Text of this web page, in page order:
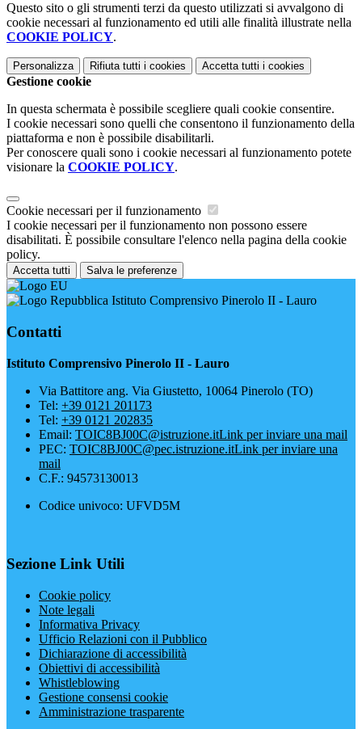
Questo sito o gli strumenti terzi da questo utilizzati si avvalgono di
cookie necessari al funzionamento ed utili alle finalità illustrate nella
COOKIE POLICY.
Personalizza Rifiuta tutti i cookies Accetta tutti i cookies
Gestione cookie
In questa schermata è possibile scegliere quali cookie consentire.
I cookie necessari sono quelli che consentono il funzionamento della
piattaforma e non è possibile disabilitarli.
Per conoscere quali sono i cookie necessari al funzionamento potete
visionare la COOKIE POLICY.
Cookie necessari per il funzionamento
I cookie necessari per il funzionamento non possono essere
disabilitati. È possibile consultare l'elenco nella pagina della cookie
policy.
Accetta tutti Salva le preferenze
Istituto Comprensivo Pinerolo II - Lauro
Contatti
Istituto Comprensivo Pinerolo II - Lauro
Via Battitore ang. Via Giustetto, 10064 Pinerolo (TO)
Tel: +39 0121 201173
Tel: +39 0121 202835
Email: TOIC8BJ00C@istruzione.itLink per inviare una mail
PEC: TOIC8BJ00C@pec.istruzione.itLink per inviare una
mail
C.F.: 94573130013
Codice univoco: UFVD5M
Sezione Link Utili
Cookie policy
Note legali
Informativa Privacy
Ufficio Relazioni con il Pubblico
Dichiarazione di accessibilità
Obiettivi di accessibilità
Whistleblowing
Gestione consensi cookie
Amministrazione trasparente